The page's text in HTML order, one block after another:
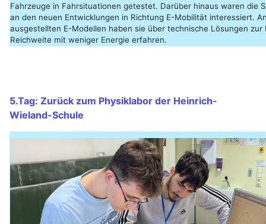
Fahrzeuge in Fahrsituationen getestet. Darüber hinaus waren die
an den neuen Entwicklungen in Richtung E-Mobilität interessiert.
ausgestellten E-Modellen haben sie über technische Lösungen zur
Reichweite mit weniger Energie erfahren.
5.Tag: Zurück zum Physiklabor der Heinrich-
Wieland-Schule